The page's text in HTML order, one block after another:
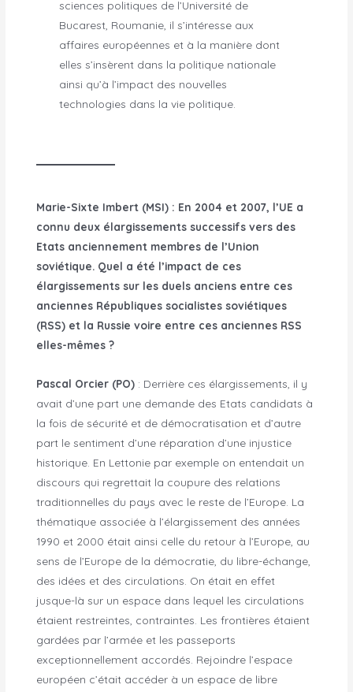
sciences politiques de l’Université de
Bucarest, Roumanie, il s’intéresse aux
affaires européennes et à la manière dont
elles s’insèrent dans la politique nationale
ainsi qu’à l’impact des nouvelles
technologies dans la vie politique.
Marie-Sixte Imbert (MSI) : En 2004 et 2007, l’UE a
connu deux élargissements successifs vers des
Etats anciennement membres de l’Union
soviétique. Quel a été l’impact de ces
élargissements sur les duels anciens entre ces
anciennes Républiques socialistes soviétiques
(RSS) et la Russie voire entre ces anciennes RSS
elles-mêmes ?
Pascal Orcier (PO) : Derrière ces élargissements, il y
avait d’une part une demande des Etats candidats à
la fois de sécurité et de démocratisation et d’autre
part le sentiment d’une réparation d’une injustice
historique. En Lettonie par exemple on entendait un
discours qui regrettait la coupure des relations
traditionnelles du pays avec le reste de l’Europe. La
thématique associée à l’élargissement des années
1990 et 2000 était ainsi celle du retour à l’Europe, au
sens de l’Europe de la démocratie, du libre-échange,
des idées et des circulations. On était en effet
jusque-là sur un espace dans lequel les circulations
étaient restreintes, contraintes. Les frontières étaient
gardées par l’armée et les passeports
exceptionnellement accordés. Rejoindre l’espace
européen c’était accéder à un espace de libre